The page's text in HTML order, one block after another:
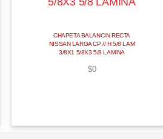
CHAPETA BALANCIN RECTA
NISSAN LARGA CP // H 5/8 LAM
3/8X1 5/8X3 5/8 LAMINA
$0